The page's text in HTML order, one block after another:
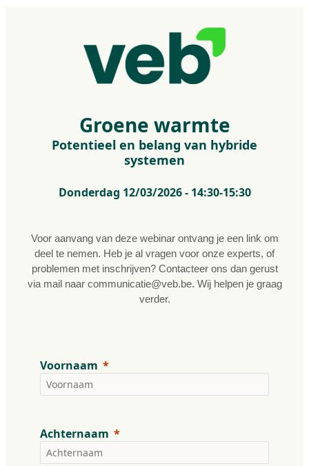
Groene warmte
Potentieel en belang van hybride
systemen
Donderdag 12/03/2026 - 14:30-15:30
Voor aanvang van deze webinar ontvang je een link om
deel te nemen. Heb je al vragen voor onze experts, of
problemen met inschrijven? Contacteer ons dan gerust
via mail naar communicatie@veb.be. Wij helpen je graag
verder.
Voornaam
Achternaam